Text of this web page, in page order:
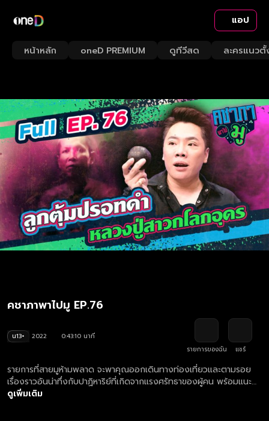
แอป
หน้าหลัก oneD PREMIUM ดูทีวีสด ละครแนวตั้
คชาภาพาไปมู EP.76
น13+ 2022
0:43:10 นาที
รายการของฉัน
แชร์
รายการที่สายมูห้ามพลาด จะพาคุณออกเดินทางท่องเที่ยวและตามรอย
เรื่องราวอันน่าทึ่งกับปาฏิหาริย์ที่เกิดจากแรงศรัทธาของผู้คน พร้อมแนะนำ
ทริคการมูที่ถูกต้อง ให้ปังไปด้วยกัน พร้อมกับ มดดำ คชาภา
ดูเพิ่มเติม